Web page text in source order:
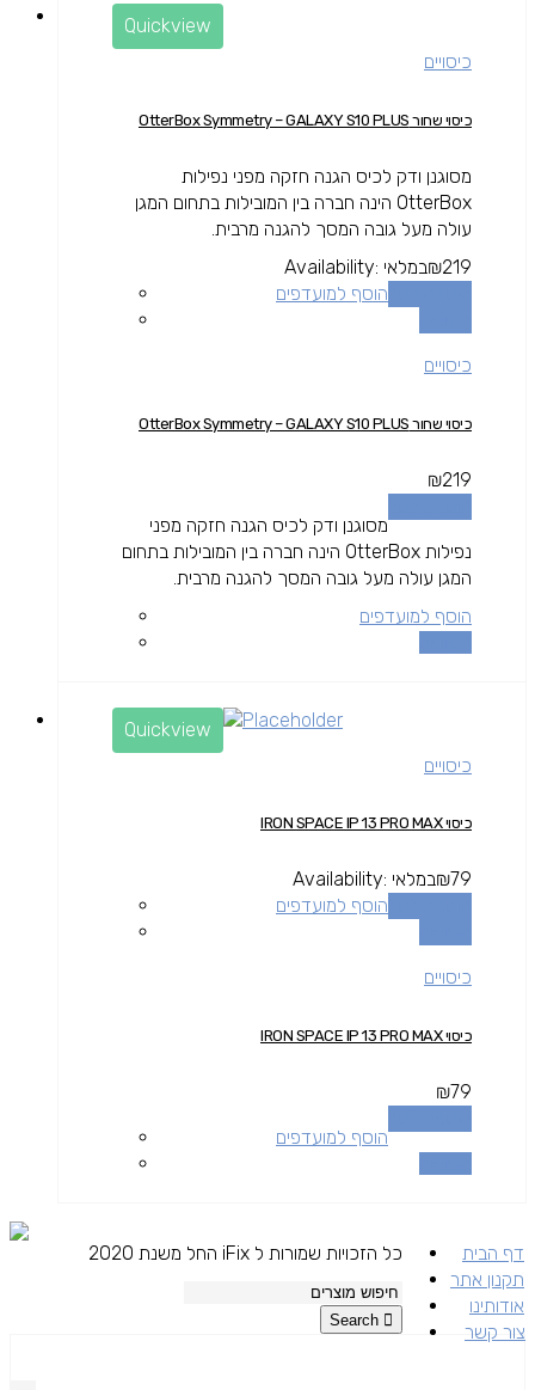
Quickview
כיסויים
כיסוי שחור OtterBox Symmetry – GALAXY S10 PLUS
מסוגנן ודק לכיס הגנה חזקה מפני נפילות
OtterBox הינה חברה בין המובילות בתחום המגן
עולה מעל גובה המסך להגנה מרבית.
₪219
Availability: במלאי
הוסף למועדפים
כיסויים
כיסוי שחור OtterBox Symmetry – GALAXY S10 PLUS
₪219
מסוגנן ודק לכיס הגנה חזקה מפני
נפילות OtterBox הינה חברה בין המובילות בתחום
המגן עולה מעל גובה המסך להגנה מרבית.
הוסף למועדפים
Quickview
כיסויים
כיסוי IRON SPACE IP 13 PRO MAX
₪79
Availability: במלאי
הוסף למועדפים
כיסויים
כיסוי IRON SPACE IP 13 PRO MAX
₪79
הוסף למועדפים
דף הבית
תקנון אתר
אודותינו
צור קשר
כל הזכויות שמורות ל iFix החל משנת 2020
Search